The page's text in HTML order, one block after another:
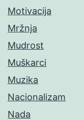
Motivacija
Mržnja
Mudrost
Muškarci
Muzika
Nacionalizam
Nada